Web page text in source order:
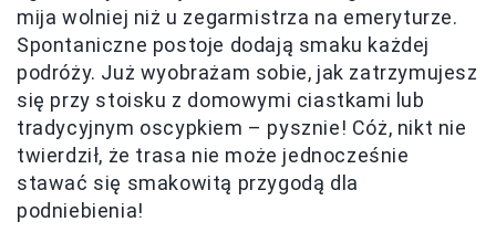
mija wolniej niż u zegarmistrza na emeryturze.
Spontaniczne postoje dodają smaku każdej
podróży. Już wyobrażam sobie, jak zatrzymujesz
się przy stoisku z domowymi ciastkami lub
tradycyjnym oscypkiem – pysznie! Cóż, nikt nie
twierdził, że trasa nie może jednocześnie
stawać się smakowitą przygodą dla
podniebienia!